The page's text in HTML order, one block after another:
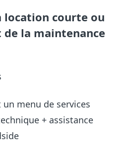
location courte ou
la maintenance
menu de services
+ assistance